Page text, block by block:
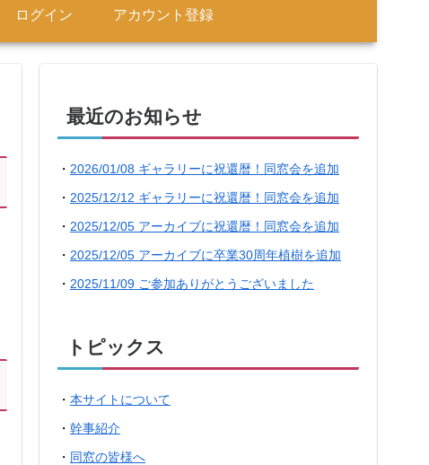
ログイン アカウント登録
最近のお知らせ
・ 2026/01/08 ギャラリーに祝還暦！同窓会を追加
・ 2025/12/12 ギャラリーに祝還暦！同窓会を追加
・ 2025/12/05 アーカイブに祝還暦！同窓会を追加
・ 2025/12/05 アーカイブに卒業30周年植樹を追加
・ 2025/11/09 ご参加ありがとうございました
トピックス
・ 本サイトについて
・ 幹事紹介
・ 同窓の皆様へ